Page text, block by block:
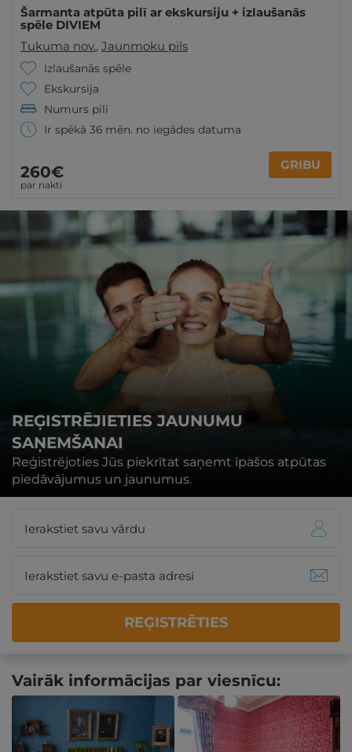
Šarmanta atpūta pilī ar ekskursiju + izlaušanās
spēle DIVIEM
Tukuma nov., Jaunmoku pils
Izlaušanās spēle
Ekskursija
Numurs pilī
Ir spēkā 36 mēn. no iegādes datuma
260€
par nakti
GRIBU
REĢISTRĒJIETIES JAUNUMU
SAŅEMŠANAI
Reģistrējoties Jūs piekrītat saņemt īpašos atpūtas
piedāvājumus un jaunumus.
REĢISTRĒTIES
Vairāk informācijas par viesnīcu: